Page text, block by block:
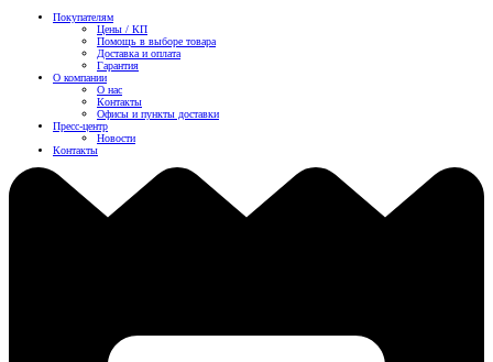
Покупателям
Цены / КП
Помощь в выборе товара
Доставка и оплата
Гарантия
О компании
О нас
Контакты
Офисы и пункты доставки
Пресс-центр
Новости
Контакты